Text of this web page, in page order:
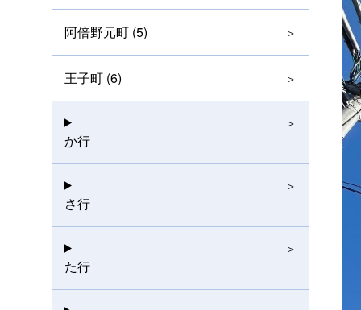
阿倍野元町 (5)
王子町 (6)
か行
さ行
た行